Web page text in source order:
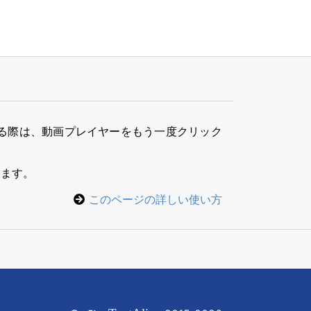
は、動画プレイヤーをもう一度クリック
す。
このページの詳しい使い方